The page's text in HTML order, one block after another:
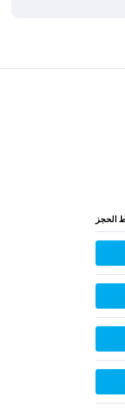
الحجز